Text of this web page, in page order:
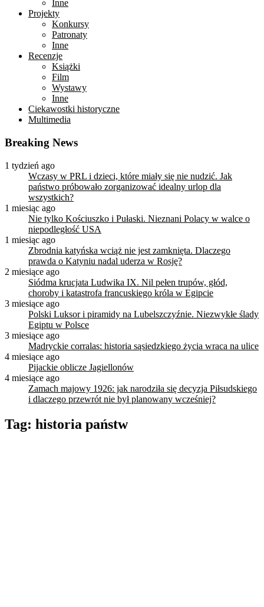
Inne
Projekty
Konkursy
Patronaty
Inne
Recenzje
Książki
Film
Wystawy
Inne
Ciekawostki historyczne
Multimedia
Breaking News
1 tydzień ago
Wczasy w PRL i dzieci, które miały się nie nudzić. Jak
państwo próbowało zorganizować idealny urlop dla
wszystkich?
1 miesiąc ago
Nie tylko Kościuszko i Pułaski. Nieznani Polacy w walce o
niepodległość USA
1 miesiąc ago
Zbrodnia katyńska wciąż nie jest zamknięta. Dlaczego
prawda o Katyniu nadal uderza w Rosję?
2 miesiące ago
Siódma krucjata Ludwika IX. Nil pełen trupów, głód,
choroby i katastrofa francuskiego króla w Egipcie
3 miesiące ago
Polski Luksor i piramidy na Lubelszczyźnie. Niezwykłe ślady
Egiptu w Polsce
3 miesiące ago
Madryckie corralas: historia sąsiedzkiego życia wraca na ulice
4 miesiące ago
Pijackie oblicze Jagiellonów
4 miesiące ago
Zamach majowy 1926: jak narodziła się decyzja Piłsudskiego
i dlaczego przewrót nie był planowany wcześniej?
Tag: historia państw